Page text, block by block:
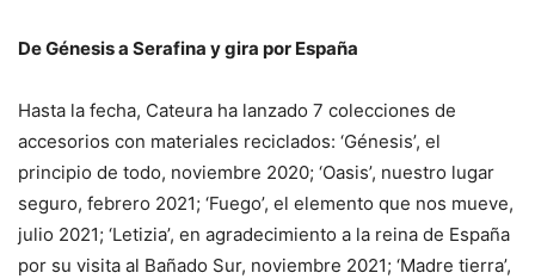
De Génesis a Serafina y gira por España
Hasta la fecha, Cateura ha lanzado 7 colecciones de
accesorios con materiales reciclados: ‘Génesis’, el
principio de todo, noviembre 2020; ‘Oasis’, nuestro lugar
seguro, febrero 2021; ‘Fuego’, el elemento que nos mueve,
julio 2021; ‘Letizia’, en agradecimiento a la reina de España
por su visita al Bañado Sur, noviembre 2021; ‘Madre tierra’,